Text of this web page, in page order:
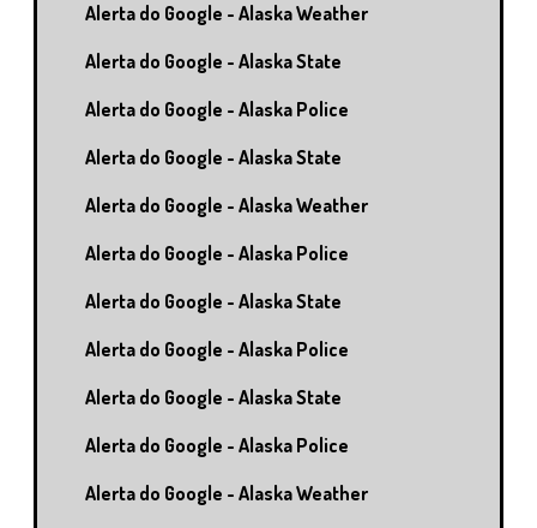
Alerta do Google - Alaska Weather
Alerta do Google - Alaska State
Alerta do Google - Alaska Police
Alerta do Google - Alaska State
Alerta do Google - Alaska Weather
Alerta do Google - Alaska Police
Alerta do Google - Alaska State
Alerta do Google - Alaska Police
Alerta do Google - Alaska State
Alerta do Google - Alaska Police
Alerta do Google - Alaska Weather